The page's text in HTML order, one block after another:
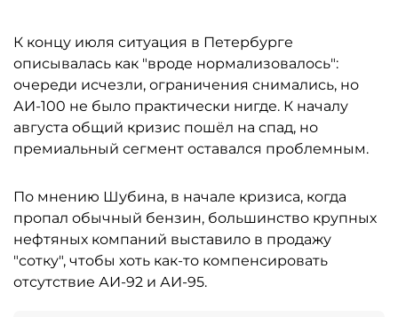
К концу июля ситуация в Петербурге
описывалась как "вроде нормализовалось":
очереди исчезли, ограничения снимались, но
АИ-100 не было практически нигде. К началу
августа общий кризис пошёл на спад, но
премиальный сегмент оставался проблемным.
По мнению Шубина, в начале кризиса, когда
пропал обычный бензин, большинство крупных
нефтяных компаний выставило в продажу
"сотку", чтобы хоть как-то компенсировать
отсутствие АИ-92 и АИ-95.